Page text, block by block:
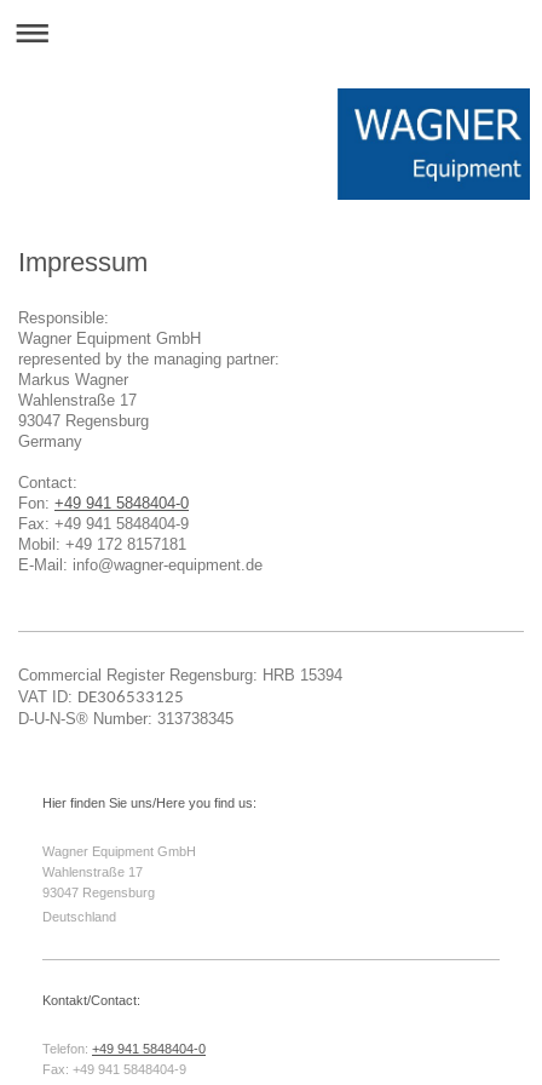
Impressum
Responsible:
Wagner Equipment GmbH
represented by the managing partner:
Markus Wagner
Wahlenstraße 17
93047 Regensburg
Germany
Contact:
Fon: +49 941 5848404-0
Fax: +49 941 5848404-9
Mobil: +49 172 8157181
E-Mail: info@wagner-equipment.de
Commercial Register Regensburg: HRB 15394
VAT ID: DE306533125
D-U-N-S® Number: 313738345
Hier finden Sie uns/Here you find us:
Wagner Equipment GmbH
Wahlenstraße 17
93047 Regensburg
Deutschland
Kontakt/Contact:
Telefon: +49 941 5848404-0
Fax: +49 941 5848404-9